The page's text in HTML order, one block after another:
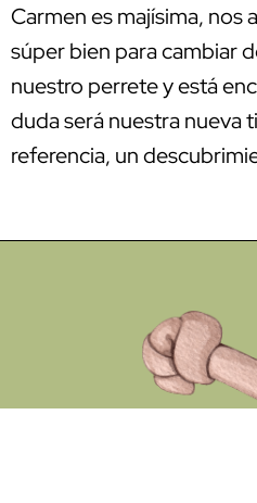
Carmen es majísima, nos
súper bien para cambiar
nuestro perrete y está
duda será nuestra nueva
referencia, un